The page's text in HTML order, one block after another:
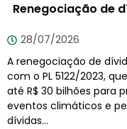
Renegociação de
28/07/2026
A renegociação de
com o PL 5122/2023,
até R$ 30 bilhões para
eventos climáticos e
dívidas...